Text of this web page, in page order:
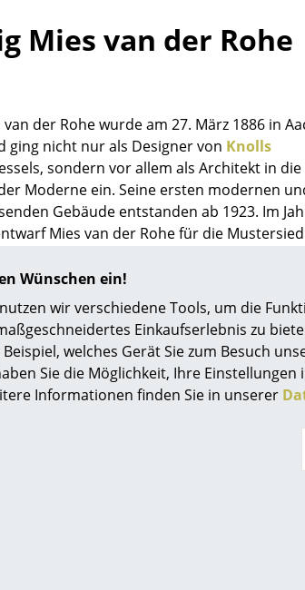
Wünschen ein!
wir verschiedene Tools, um die
Einkaufserlebnis zu
welches Gerät Sie zum Besuch
Sie die Möglichkeit, Ihre Einstellungen
Informationen finden Sie in unserer
Blick
Mies van der Rohe
van der Rohe wurde am 27. März 1886 in
ging nicht nur als Designer von Knolls
sondern vor allem als Architekt in die
Moderne ein. Seine ersten modernen
Gebäude entstanden ab 1923. Im
Mies van der Rohe für die
Vorzeigeprojekte. Damals setzte er
Stahlskelett ein, das die Vergrößerung der
und eine variable Nutzung der
und entwickelte so ein
für seine späteren Bauten werden
darauf folgte dann der Deutsche Pavillon
in Barcelona, für den Mies van der
Barcelona Möbel entwickelte. Der Pavillon
als Hauptattraktion der Weltausstellung
der bedeutendsten Werke der modernen